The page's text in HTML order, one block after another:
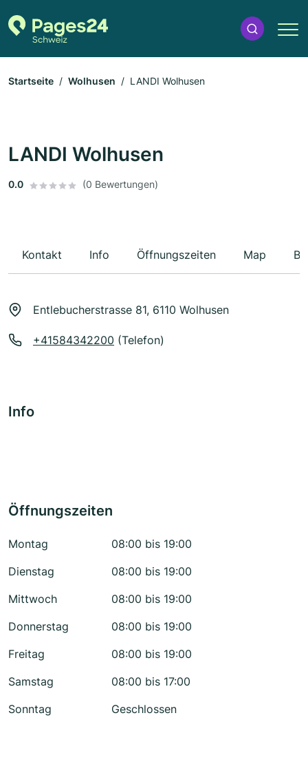
Startseite Wolhusen LANDI Wolhusen
LANDI Wolhusen
0.0 (0 Bewertungen)
Kontakt Info Öffnungszeiten Map
Entlebucherstrasse 81, 6110 Wolhusen
+41584342200 (Telefon)
Info
Öffnungszeiten
Montag
08:00 bis 19:00
Dienstag
08:00 bis 19:00
Mittwoch
08:00 bis 19:00
Donnerstag
08:00 bis 19:00
Freitag
08:00 bis 19:00
Samstag
08:00 bis 17:00
Sonntag
Geschlossen